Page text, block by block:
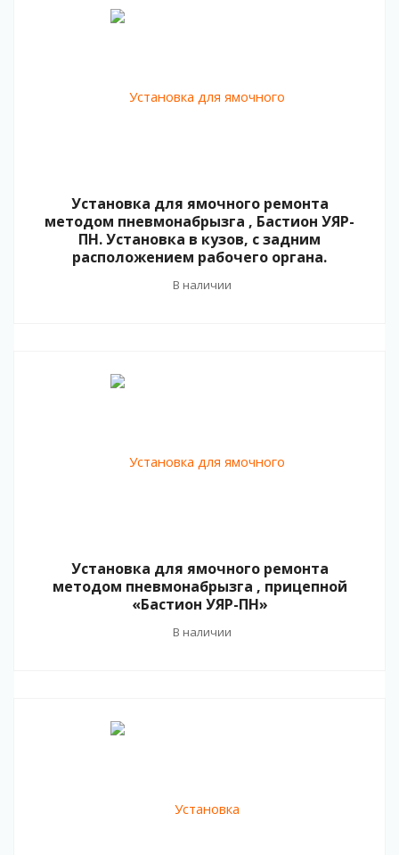
Установка для ямочного ремонта
методом пневмонабрызга , Бастион УЯР-
ПН. Установка в кузов, с задним
расположением рабочего органа.
В наличии
Установка для ямочного ремонта
методом пневмонабрызга , прицепной
«Бастион УЯР-ПН»
В наличии